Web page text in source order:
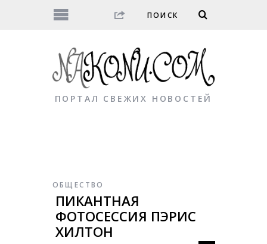
ПОРТАЛ СВЕЖИХ НОВОСТЕЙ
ОБЩЕСТВО
ПИКАНТНАЯ
ФОТОСЕССИЯ ПЭРИС
ХИЛТОН